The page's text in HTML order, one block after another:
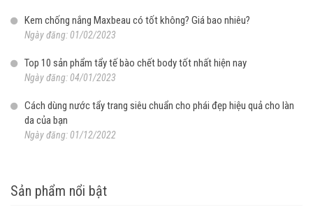
Kem chống nắng Maxbeau có tốt không? Giá bao nhiêu?
Ngày đăng: 01/02/2023
Top 10 sản phẩm tẩy tế bào chết body tốt nhất hiện nay
Ngày đăng: 04/01/2023
Cách dùng nước tẩy trang siêu chuẩn cho phái đẹp hiệu quả cho làn
da của bạn
Ngày đăng: 01/12/2022
Sản phẩm nổi bật